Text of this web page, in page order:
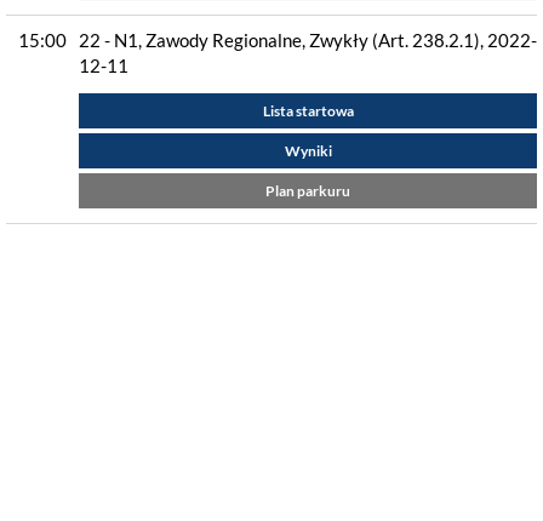
15:00
22 - N1, Zawody Regionalne, Zwykły (Art. 238.2.1), 2022-
12-11
Lista startowa
Wyniki
Plan parkuru